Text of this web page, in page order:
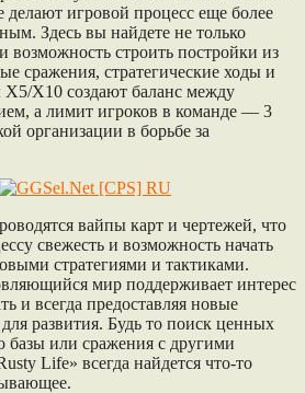
делают игровой процесс еще более
Здесь вы найдете не только
строить постройки из
сражения, стратегические ходы и
X10 создают баланс между
а лимит игроков в команде — 3
организации в борьбе за
вайпы карт и чертежей, что
свежесть и возможность начать
стратегиями и тактиками.
мир поддерживает интерес
и всегда предоставляя новые
развития. Будь то поиск ценных
базы или сражения с другими
Life» всегда найдется что-то